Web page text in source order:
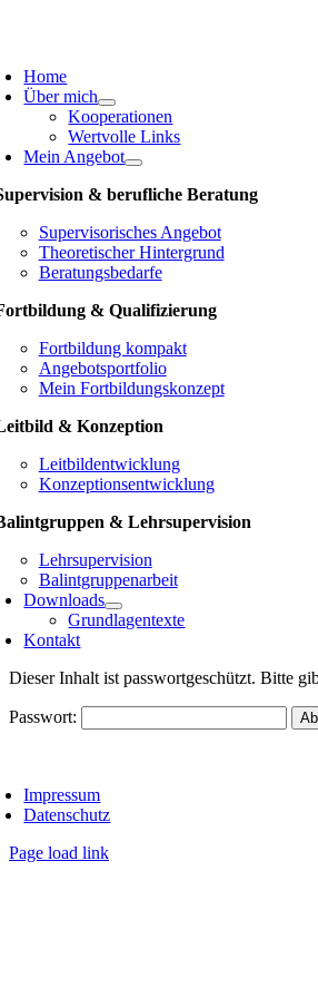
Home
Über mich
Kooperationen
Wertvolle Links
Mein Angebot
& berufliche Beratung
Supervisorisches Angebot
Theoretischer Hintergrund
Beratungsbedarfe
& Qualifizierung
Fortbildung kompakt
Angebotsportfolio
Mein Fortbildungskonzept
& Konzeption
Leitbildentwicklung
Konzeptionsentwicklung
& Lehrsupervision
Lehrsupervision
Balintgruppenarbeit
Downloads
Grundlagentexte
Kontakt
Dieser Inhalt ist passwortgeschützt. Bitte
Passwort:
Impressum
Datenschutz
Page load link